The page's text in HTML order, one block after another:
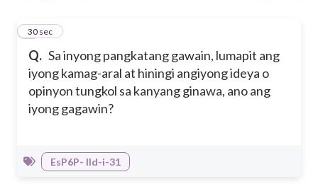
Q. Sa inyong pangkatang gawain, lumapit ang
iyong kamag-aral at hiningi angiyong ideya o
opinyon tungkol sa kanyang ginawa, ano ang
iyong gagawin?
1
30 sec
EsP6P- IId-i-31